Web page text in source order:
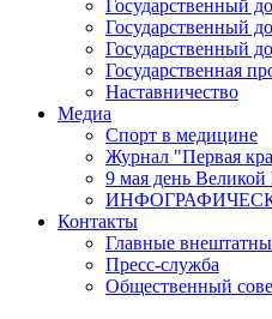
Государственный
Государственный
Государственный
Государственная
Наставничество
Медиа
Спорт в медицине
Журнал "Первая
9 мая день
Контакты
Главные
Пресс-служба
Общественный